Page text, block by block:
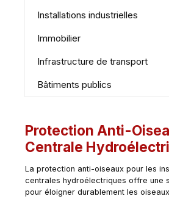
Installations industrielles
Immobilier
Infrastructure de transport
Bâtiments publics
Protection Anti-
Centrale
La protection anti-oiseaux pour les
centrales hydroélectriques offre une
pour éloigner durablement les